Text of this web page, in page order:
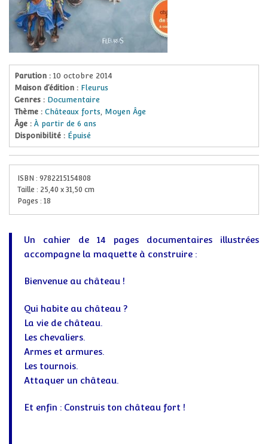
Parution : 10 octobre 2014
Maison d’édition : Fleurus
Genres : Documentaire
Thème :Châteaux forts, Moyen Âge
Âge :À partir de 6 ans
Disponibilité : Épuisé
ISBN : 9782215154808
Taille : 25,40 x 31,50 cm
Pages : 18
Un cahier de 14 pages documentaires illustrées
accompagne la maquette à construire :
Bienvenue au château !
Qui habite au château ?
La vie de château.
Les chevaliers.
Armes et armures.
Les tournois.
Attaquer un château.
Et enfin : Construis ton château fort !